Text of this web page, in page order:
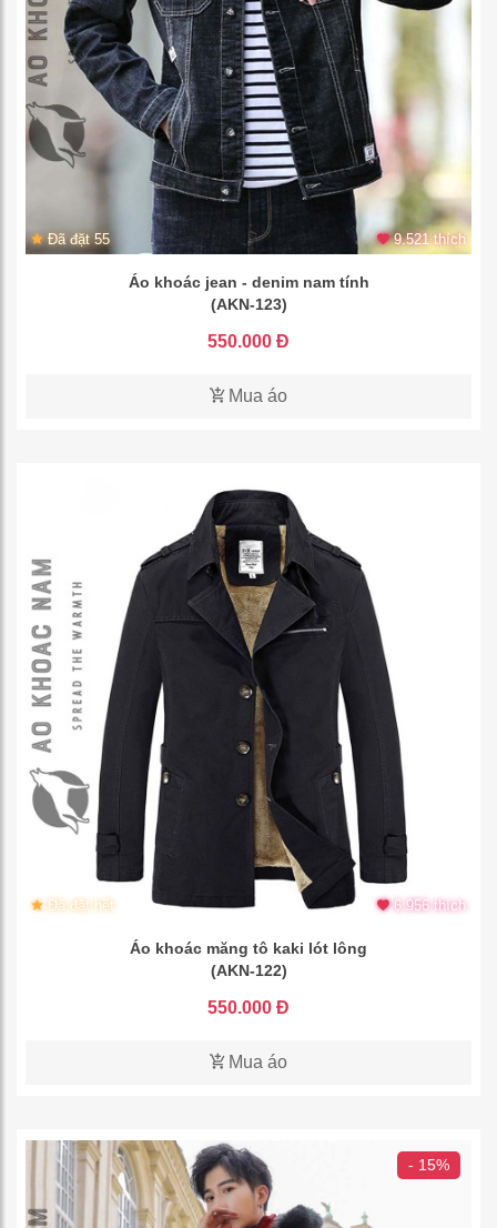
Đã đặt 55 9.521 thích
Áo khoác jean - denim nam tính
(AKN-123)
550.000 Đ
Mua áo
Đã đặt hết 6.956 thích
Áo khoác măng tô kaki lót lông
(AKN-122)
550.000 Đ
Mua áo
- 15%